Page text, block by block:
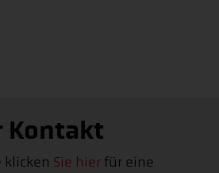
Kontakt
klicken Sie hier für eine